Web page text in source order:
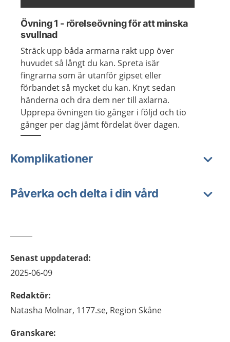
Övning 1 - rörelseövning för att minska
svullnad
Sträck upp båda armarna rakt upp över
huvudet så långt du kan. Spreta isär
fingrarna som är utanför gipset eller
förbandet så mycket du kan. Knyt sedan
händerna och dra dem ner till axlarna.
Upprepa övningen tio gånger i följd och tio
gånger per dag jämt fördelat över dagen.
Komplikationer
Påverka och delta i din vård
Senast uppdaterad:
2025-06-09
Redaktör:
Natasha Molnar, 1177.se, Region Skåne
Granskare: